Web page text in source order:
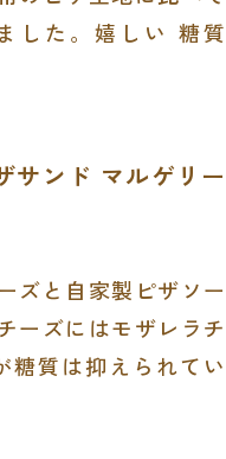
した。嬉しい 糖質
サンド マルゲリー
ズと自家製ピザソー
ーズにはモザレラチ
糖質は抑えられてい